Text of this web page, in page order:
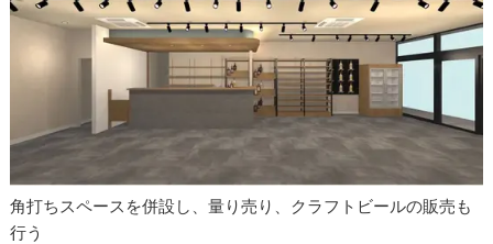
角打ちスペースを併設し、量り売り、クラフトビールの販売も
行う